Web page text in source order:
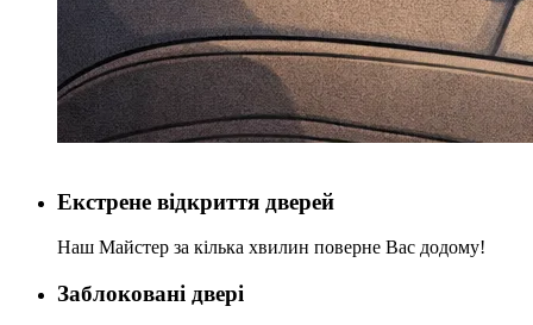
Екстрене відкриття дверей
Наш Майстер за кілька хвилин поверне Вас додому!
Заблоковані двері